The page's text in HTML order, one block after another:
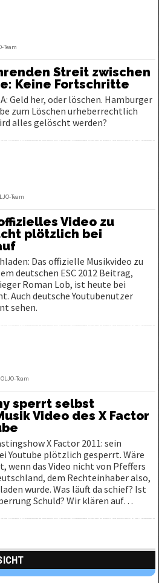
Team
Streit zwischen
Keine Fortschritte
Geld her, oder löschen. Hamburger
zum Löschen urheberrechtlich
alles gelöscht werden?
Team
Video zu
plötzlich bei
Das offizielle Musikvideo zu
deutschen ESC 2012 Beitrag,
Roman Lob, ist heute bei
Auch deutsche Youtubenutzer
sehen.
Team
sperrt selbst
Video des X Factor
X Factor 2011: sein
Youtube plötzlich gesperrt. Wäre
wenn das Video nicht von Pfeffers
dem Rechteinhaber also,
wurde. Was läuft da schief? Ist
Schuld? Wir klären auf…